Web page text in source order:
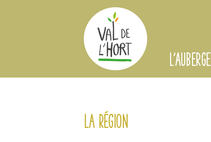
La région
L'AUBERGE